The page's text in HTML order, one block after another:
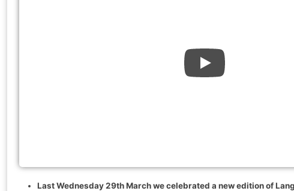
Last Wednesday 29th March we celebrated a new edition of